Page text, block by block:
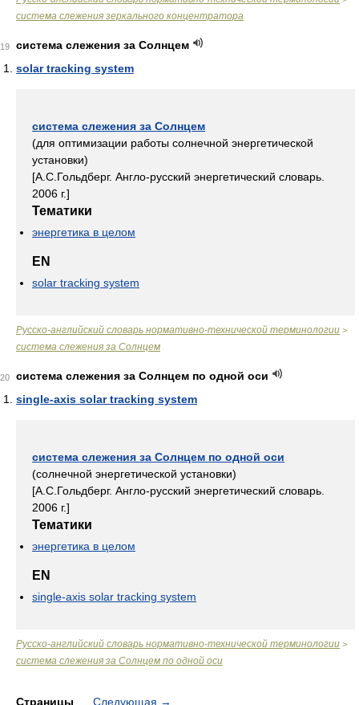
система слежения зеркального концентратора
19
система слежения за Солнцем
solar tracking system
система слежения за Солнцем
(для оптимизации работы солнечной энергетической
установки)
[А.С.Гольдберг. Англо-русский энергетический словарь.
2006 г.]
Тематики
энергетика в целом
EN
solar tracking system
Русско-английский словарь нормативно-технической терминологии >
система слежения за Солнцем
20
система слежения за Солнцем по одной оси
single-axis solar tracking system
система слежения за Солнцем по одной оси
(солнечной энергетической установки)
[А.С.Гольдберг. Англо-русский энергетический словарь.
2006 г.]
Тематики
энергетика в целом
EN
single-axis solar tracking system
Русско-английский словарь нормативно-технической терминологии >
система слежения за Солнцем по одной оси
Страницы Следующая →